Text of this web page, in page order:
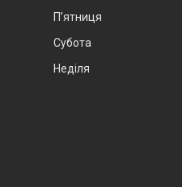
Пʼятниця
Субота
Неділя